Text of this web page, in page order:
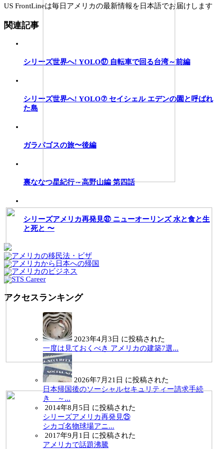
US FrontLineは毎日アメリカの最新情報を日本語でお届けします
関連記事
シリーズ世界へ! YOLO⑰ 自転車で回る台湾 ～前編
シリーズ世界へ! YOLO⑦ セイシェル エデンの園と呼ばれ
た島
ガラパゴスの旅〜後編
裏ななつ星紀行 ～高野山編 第四話
シリーズアメリカ再発見㊲ ニューオーリンズ 水と食と生
と死と 〜
アクセスランキング
2023年4月3日 に投稿された
一度は見ておくべき アメリカの建築7選...
2026年7月21日 に投稿された
日本帰国後のソーシャルセキュリティー請求手続
き ～...
2014年8月5日 に投稿された
シリーズアメリカ再発見㉕
シカゴ名物球場アニ...
2017年9月1日 に投稿された
アメリカで話題沸騰